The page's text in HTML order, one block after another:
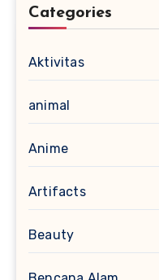
Categories
Aktivitas
animal
Anime
Artifacts
Beauty